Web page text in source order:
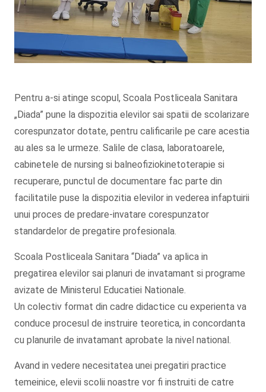
Pentru a-si atinge scopul, Scoala Postliceala Sanitara
„Diada” pune la dispozitia elevilor sai spatii de scolarizare
corespunzator dotate, pentru calificarile pe care acestia
au ales sa le urmeze. Salile de clasa, laboratoarele,
cabinetele de nursing si balneofiziokinetoterapie si
recuperare, punctul de documentare fac parte din
facilitatile puse la dispozitia elevilor in vederea infaptuirii
unui proces de predare-invatare corespunzator
standardelor de pregatire profesionala.
Scoala Postliceala Sanitara “Diada” va aplica in
pregatirea elevilor sai planuri de invatamant si programe
avizate de Ministerul Educatiei Nationale.
Un colectiv format din cadre didactice cu experienta va
conduce procesul de instruire teoretica, in concordanta
cu planurile de invatamant aprobate la nivel national.
Avand in vedere necesitatea unei pregatiri practice
temeinice, elevii scolii noastre vor fi instruiti de catre